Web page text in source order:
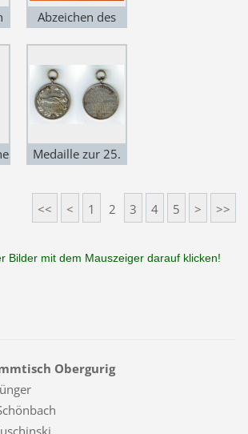
Abzeichen des
Umgebung
Medaille zur 25.
der Gründung
des
reins Obergurig
<< < 1 2 3 4 5 > >>
Bilder mit dem Mauszeiger darauf klicken!
Obergurig